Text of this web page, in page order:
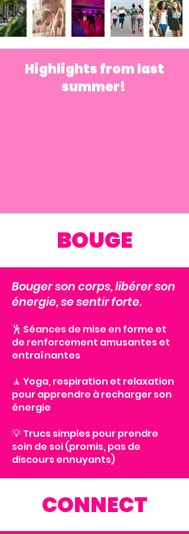
Highlights from last
summer!
BOUGE
Bouger son corps, libérer son
énergie, se sentir forte.
🕺 Séances de mise en forme et
de renforcement amusantes et
entraînantes
🧘 Yoga, respiration et relaxation
pour apprendre à recharger son
énergie
💡 Trucs simples pour prendre
soin de soi (promis, pas de
discours ennuyants)
CONNECT